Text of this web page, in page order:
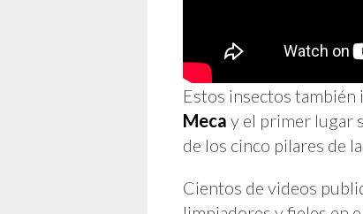
Estos insectos
Meca y el primer lugar
de los cinco pilares de
Cientos de videos